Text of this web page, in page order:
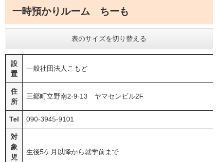
一時預かりルーム ちーも
表のサイズを切り替える
設
置
一般社団法人こもど
住
所
三郷町立野南2-9-13 ヤマセンビル2F
Tel 090-3945-9101
対
象
児
生後5ケ月以降から就学前まで